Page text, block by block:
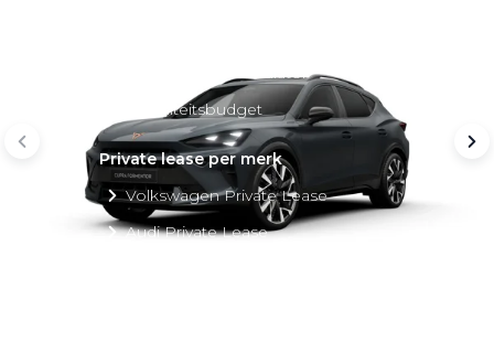
Private Lease calculator
Mobiliteitsbudget
Private lease per merk
Volkswagen Private Lease
Audi Private Lease